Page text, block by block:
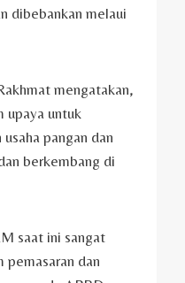
dibebankan melaui
mengatakan,
upaya untuk
pangan dan
berkembang di
saat ini sangat
pemasaran dan